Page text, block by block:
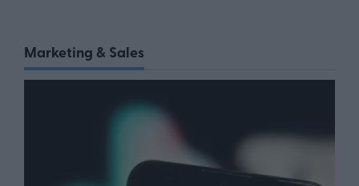
Marketing & Sales